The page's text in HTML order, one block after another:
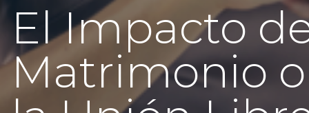
El Impacto
Matrimonio o